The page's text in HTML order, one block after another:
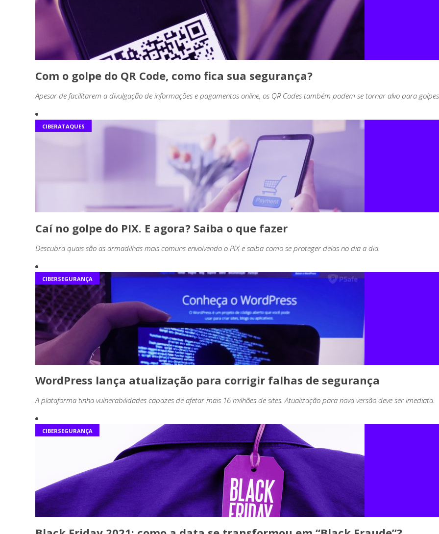
Com o golpe do QR Code, como fica sua segurança?
Apesar de facilitarem a divulgação de informações e pagamentos online, os QR Codes também podem se tornar alvo para
CIBERATAQUES
Caí no golpe do PIX. E agora? Saiba o que fazer
Descubra quais são as armadilhas mais comuns envolvendo o PIX e saiba como se proteger delas no dia a dia.
CIBERSEGURANÇA
WordPress lança atualização para corrigir falhas de segurança
A plataforma tinha vulnerabilidades capazes de afetar mais 16 milhões de sites. Atualização para nova versão deve ser imediata.
CIBERSEGURANÇA